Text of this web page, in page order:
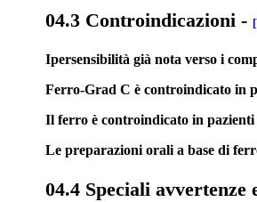
04.3 Controindicazioni -
Ipersensibilità già nota verso i
Ferro-Grad C è controindicato in
Il ferro è controindicato in
Le preparazioni orali a base di
04.4 Speciali